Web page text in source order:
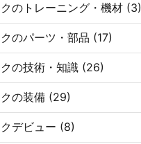
のトレーニング・機材 (3)
のパーツ・部品 (17)
の技術・知識 (26)
の装備 (29)
デビュー (8)